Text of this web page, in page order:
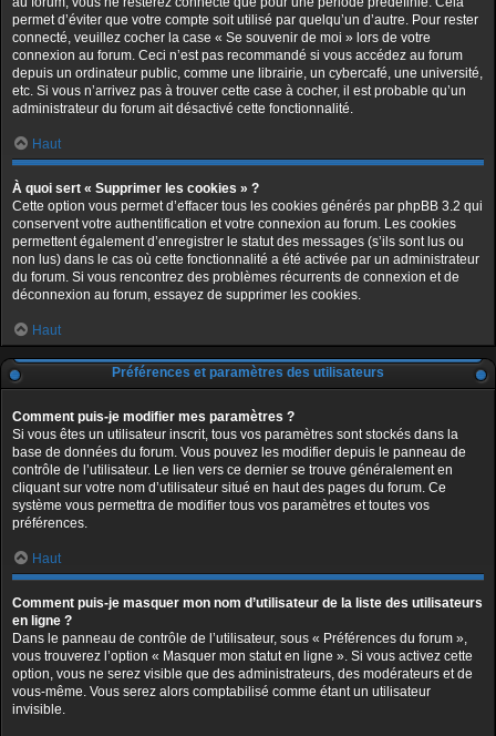
permet d’éviter que votre compte soit utilisé par quelqu’un d’autre. Pour rester
connecté, veuillez cocher la case « Se souvenir de moi » lors de votre
connexion au forum. Ceci n’est pas recommandé si vous accédez au forum
depuis un ordinateur public, comme une librairie, un cybercafé, une université,
etc. Si vous n’arrivez pas à trouver cette case à cocher, il est probable qu’un
administrateur du forum ait désactivé cette fonctionnalité.
Haut
À quoi sert « Supprimer les cookies » ?
Cette option vous permet d’effacer tous les cookies générés par phpBB 3.2 qui
conservent votre authentification et votre connexion au forum. Les cookies
permettent également d’enregistrer le statut des messages (s’ils sont lus ou
non lus) dans le cas où cette fonctionnalité a été activée par un administrateur
du forum. Si vous rencontrez des problèmes récurrents de connexion et de
déconnexion au forum, essayez de supprimer les cookies.
Haut
Préférences et paramètres des utilisateurs
Comment puis-je modifier mes paramètres ?
Si vous êtes un utilisateur inscrit, tous vos paramètres sont stockés dans la
base de données du forum. Vous pouvez les modifier depuis le panneau de
contrôle de l’utilisateur. Le lien vers ce dernier se trouve généralement en
cliquant sur votre nom d’utilisateur situé en haut des pages du forum. Ce
système vous permettra de modifier tous vos paramètres et toutes vos
préférences.
Haut
Comment puis-je masquer mon nom d’utilisateur de la liste des utilisateurs
en ligne ?
Dans le panneau de contrôle de l’utilisateur, sous « Préférences du forum »,
vous trouverez l’option « Masquer mon statut en ligne ». Si vous activez cette
option, vous ne serez visible que des administrateurs, des modérateurs et de
vous-même. Vous serez alors comptabilisé comme étant un utilisateur
invisible.